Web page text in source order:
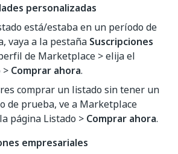
personalizadas
está/estaba en un período de
vaya a la pestaña Suscripciones
de Marketplace > elija el
> Comprar ahora.
comprar un listado sin tener un
de prueba, ve a Marketplace
página Listado > Comprar ahora.
empresariales